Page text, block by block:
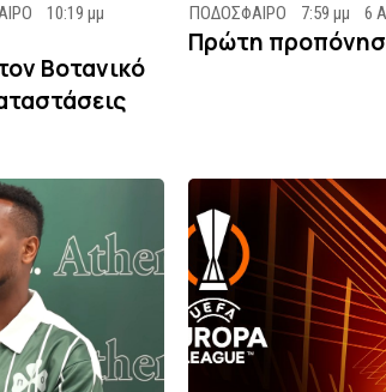
10:19 μμ
Βοτανικό
ΠΟΔΟΣΦΑΙΡΟ 7:59 μμ 6
Πρώτη